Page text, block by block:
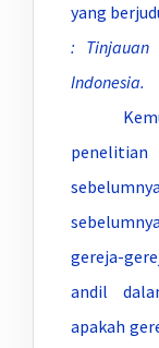
yang
:
Indonesia.
gereja-
andil
apakah